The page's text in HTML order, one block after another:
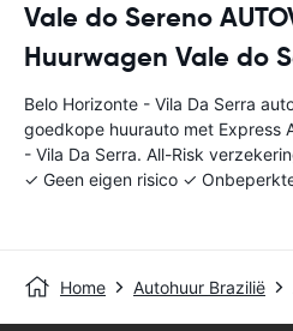
Vale do Sereno
Huurwagen Vale do
Belo Horizonte - Vila Da Serra
goedkope huurauto met Express
- Vila Da Serra. All-Risk
✓ Geen eigen risico ✓
Home Autohuur Brazilië